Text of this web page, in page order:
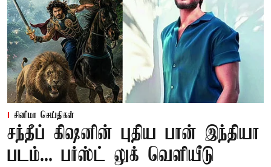
சினிமா செய்திகள்
சந்தீப் கிஷனின் புதிய பான் இந்தியா
படம்... பர்ஸ்ட் லுக் வெளியீடு